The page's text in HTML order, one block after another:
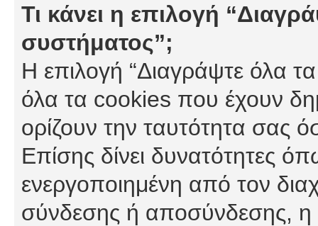
Τι κάνει η επιλογή
συστήματος”;
Η επιλογή “Διαγράψτε όλα
όλα τα cookies που έχουν
ορίζουν την ταυτότητα σας
Επίσης δίνει δυνατότητες
ενεργοποιημένη από τον
σύνδεσης ή αποσύνδεσης, η